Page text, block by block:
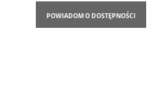
POWIADOM O DOSTĘPNOŚCI